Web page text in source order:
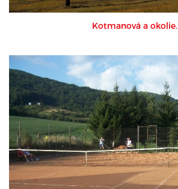
Kotmanová a okolie.